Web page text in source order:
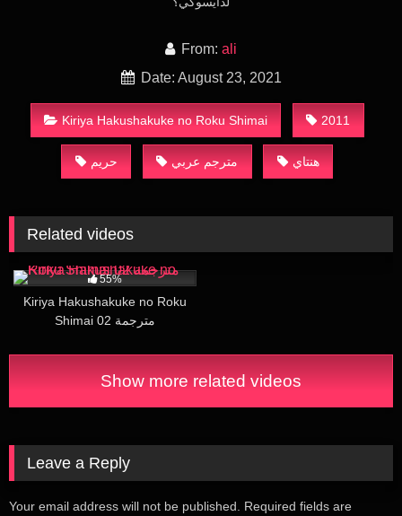
From: ali
Date: August 23, 2021
Kiriya Hakushakuke no Roku Shimai 2011
حريم مترجم عربي هنتاي
Related videos
55%
Kiriya Hakushakuke no Roku
Shimai 02 مترجمة
Show more related videos
Leave a Reply
Your email address will not be published.
Required fields are